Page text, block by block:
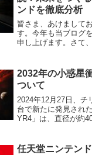
ンドを徹底分析
皆さま、あけまして
す。今年も当ブログ
申し上げます。さて
ノロジー、文化、環
な分野で、私たちの
2032年の小惑星
ついて
2024年12月27日、チ
台で新たに発見され
YR4」は、直径が約
されています。この
任天堂ニンテン